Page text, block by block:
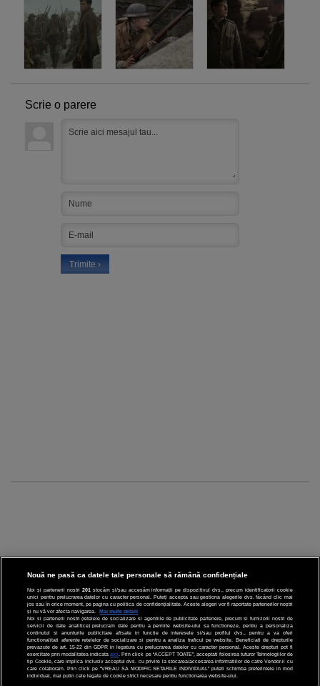
Scrie o parere
CINEMA
DIVERTISMENT
STIRI
TEHNOLOGIE
Nouă ne pasă ca datele tale personale să rămână confidențiale
Noi și partenerii noștri 201 stocăm și/sau accesăm informații pe dispozitivul dvs., precum identificatorii cookie
unici pentru prelucrarea datelor cu caracter personal. Puteți accepta sau gestiona alegerile dvs. făcând clic mai
jos sau în orice moment, pe pagina cu politica de confidențialitate. Aceste alegeri vor fi raportate partenerilor noștri
și nu vă vor afecta navigarea.
Mai multe detalii
Noi si partenerii nostri (retelele de socializare si agentiile de publicitate partenere, precum si furnizorii nostri de
servicii de date analitice) prelucram date pentru a permite website-ului sa functioneze, pentru a personaliza
continutul si anunturile publicitare afisate in functie de interesele si/sau profilul dvs., pentru a va oferi
functionalitati aferente retelelor de socializare si pentru a analiza traficul pe website. Beneficiati de drepturile
prevazute de art. 15-22 din GDPR in legatura cu prelucrarea datelor cu caracter personal. Aceste drepturi pot fi
exercitate prin modalitatea indicataaici . Prin click pe “ACCEPT TOATE”, acceptati folosirea tuturor Tehnologiilor de
tip Cookie, care implica inclusiv acceptul dvs. cu privire la stocarea/accesarea informatiilor de catre Vendor-ii cu
care colaboram. Prin click pe “VREAU SA MODIFIC SETARILE INDIVIDUAL” puteti schimba preferintele in mod
individual, mai putin cele legate de cookie strict necesare pentru functionarea website-ului.